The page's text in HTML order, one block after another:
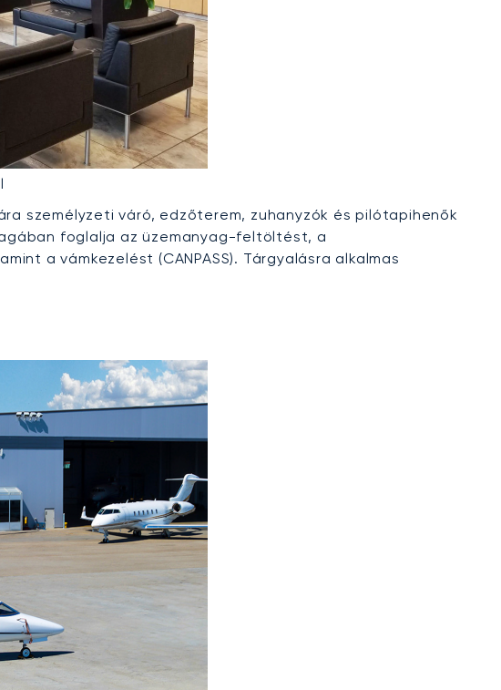
személyzeti váró, edzőterem, zuhanyzók és pilótapihenők
foglalja az üzemanyag-feltöltést, a
a vámkezelést (CANPASS). Tárgyalásra alkalmas